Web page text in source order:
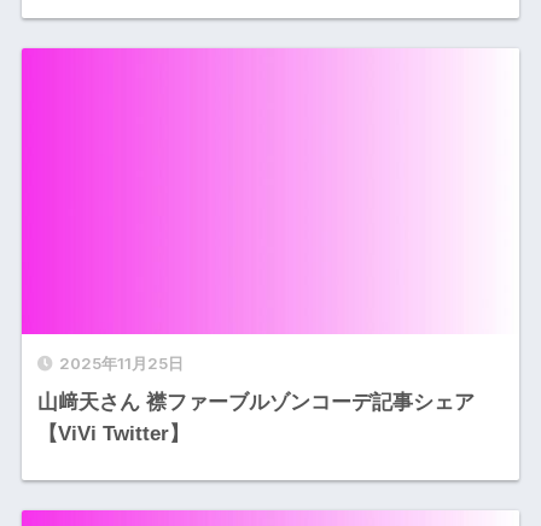
2025年11月25日
山﨑天さん 襟ファーブルゾンコーデ記事シェア
【ViVi Twitter】